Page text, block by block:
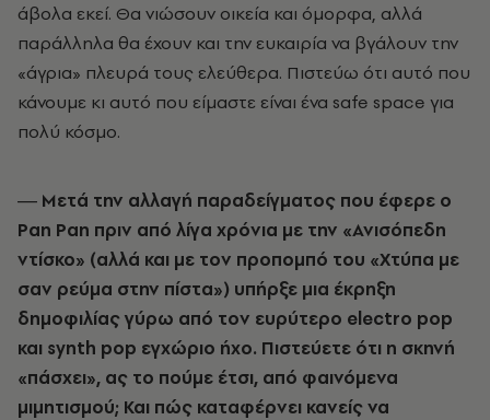
άβολα εκεί. Θα νιώσουν οικεία και όμορφα, αλλά
παράλληλα θα έχουν και την ευκαιρία να βγάλουν την
«άγρια» πλευρά τους ελεύθερα. Πιστεύω ότι αυτό που
κάνουμε κι αυτό που είμαστε είναι ένα safe space για
πολύ κόσμο.
― Μετά την αλλαγή παραδείγματος που έφερε ο
Pan Pan πριν από λίγα χρόνια με την «Ανισόπεδη
ντίσκο» (αλλά και με τον προπομπό του «Χτύπα με
σαν ρεύμα στην πίστα») υπήρξε μια έκρηξη
δημοφιλίας γύρω από τον ευρύτερο electro pop
και synth pop εγχώριο ήχο. Πιστεύετε ότι η σκηνή
«πάσχει», ας το πούμε έτσι, από φαινόμενα
μιμητισμού; Και πώς καταφέρνει κανείς να